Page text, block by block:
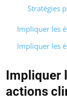
Stratégies
Impliquer les
Impliquer les
Impliquer
actions